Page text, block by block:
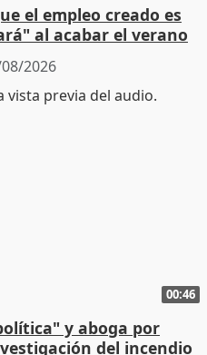
el empleo creado es
al acabar el verano
2026
00:46
y aboga por
del incendio